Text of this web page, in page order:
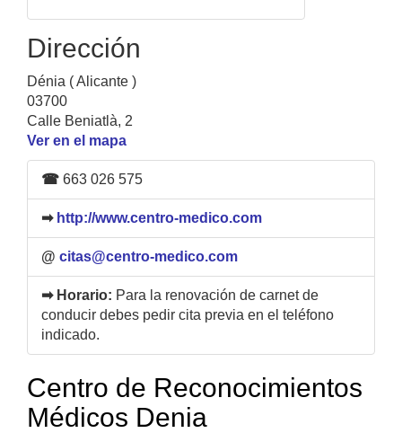
Dirección
Dénia ( Alicante )
03700
Calle Beniatlà, 2
Ver en el mapa
☎ 663 026 575
➡ http://www.centro-medico.com
@ citas@centro-medico.com
➡ Horario: Para la renovación de carnet de
conducir debes pedir cita previa en el teléfono
indicado.
Centro de Reconocimientos
Médicos Denia